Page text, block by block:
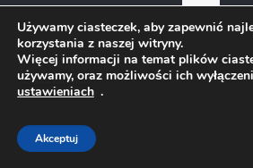
© 2023 Adam Mulica Kościelisko |
Projekt:
Używamy ciasteczek, aby zapewnić
korzystania z naszej witryny.
Więcej informacji na temat plików
używamy, oraz możliwości ich
ustawieniach .
Akceptuj